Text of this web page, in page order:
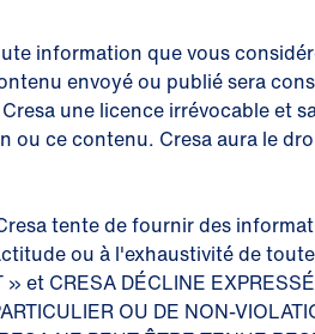
information que vous
envoyé ou publié sera
une licence irrévocable et
ce contenu. Cresa aura le
tente de fournir des
ou à l'exhaustivité de
CRESA DÉCLINE
OU DE NON-